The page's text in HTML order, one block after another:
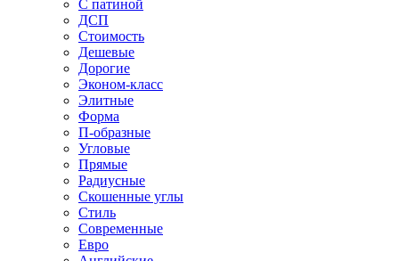
С патиной
ДСП
Стоимость
Дешевые
Дорогие
Эконом-класс
Элитные
Форма
П-образные
Угловые
Прямые
Радиусные
Скошенные углы
Стиль
Современные
Евро